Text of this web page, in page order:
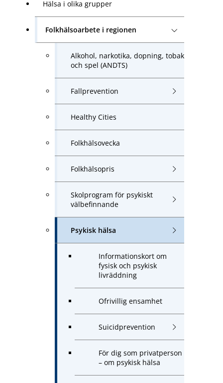
Hälsa i olika grupper
Folkhälsoarbete i regionen
Alkohol, narkotika, dopning, tobak
och spel (ANDTS)
Fallprevention
Healthy Cities
Folkhälsovecka
Folkhälsopris
Skolprogram för psykiskt
välbefinnande
Psykisk hälsa
Informationskort om
fysisk och psykisk
livräddning
Ofrivillig ensamhet
Suicidprevention
För dig som privatperson
– om psykisk hälsa